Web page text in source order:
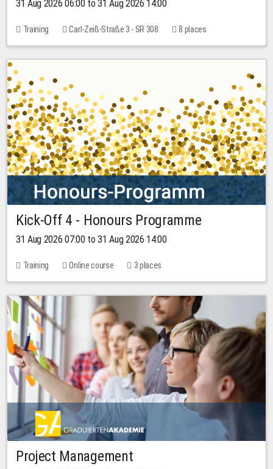
31 Aug 2026 06:00 to 31 Aug 2026 14:00
Training Carl-Zeiß-Straße 3 - SR 308 8 places
Kick-Off 4 - Honours Programme
31 Aug 2026 07:00 to 31 Aug 2026 14:00
Training Online course 3 places
Project Management